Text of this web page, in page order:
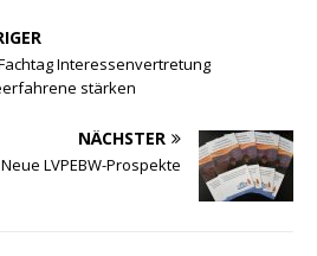
Interessenvertretung
stärken
NÄCHSTER
Neue LVPEBW-Prospekte